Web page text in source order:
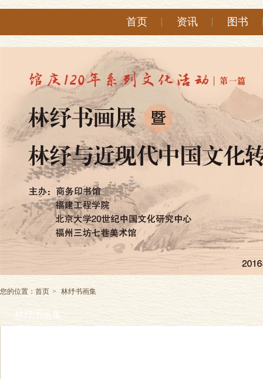
首页 资讯 图书
您的位置： 首页 > 林纾书画集
林纾书画集